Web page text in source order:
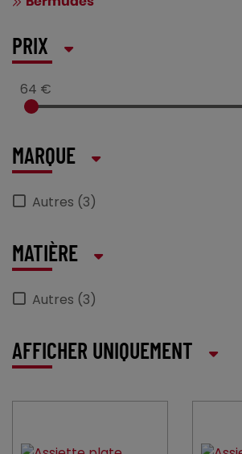
PRIX
64 €
MARQUE
Autres (3)
MATIÈRE
Autres (3)
AFFICHER UNIQUEMENT